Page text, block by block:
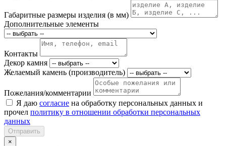
Габаритные размеры изделия (в мм)
Дополнительные элементы
Контакты
Декор камня
Желаемый камень (производитель)
Пожелания/комментарии
Я даю согласие на обработку персональных данных и
прочел политику в отношении обработки персональных
данных
Отправить
×